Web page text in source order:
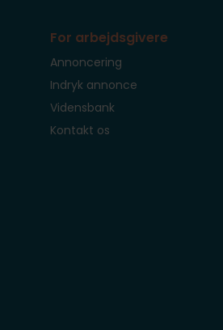
For arbejdsgivere
Annoncering
Indryk annonce
Vidensbank
Kontakt os